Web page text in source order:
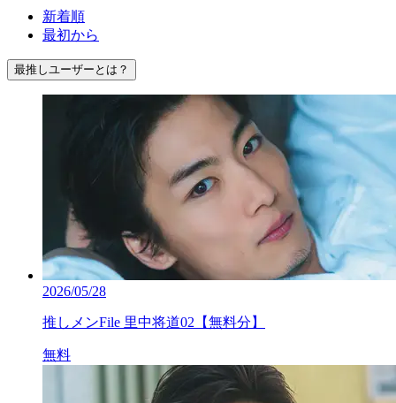
新着順
最初から
最推しユーザーとは？
2026/05/28
推しメンFile 里中将道02【無料分】
無料